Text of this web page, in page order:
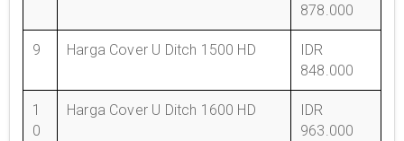
878.000
9 Harga Cover U Ditch 1500 HD
IDR
848.000
1
0
Harga Cover U Ditch 1600 HD
IDR
963.000